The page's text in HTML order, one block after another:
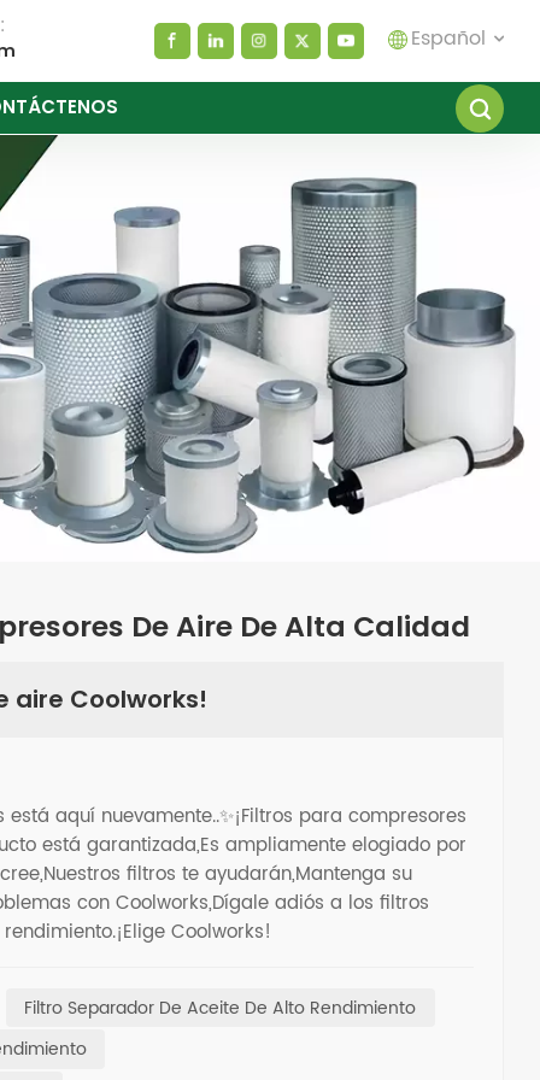
Español
español
العربية
русский
Melayu
De Aire De Alta Calidad
aire Coolworks!
aquí nuevamente..✨¡Filtros para compresores
está garantizada,Es ampliamente elogiado por
filtros te ayudarán,Mantenga su
con Coolworks,Dígale adiós a los filtros
Coolworks!
Filtro Separador De Aceite De Alto Rendimiento